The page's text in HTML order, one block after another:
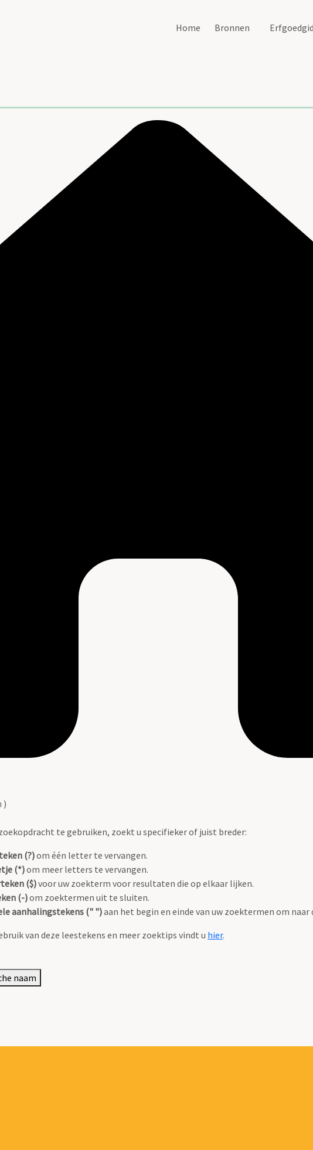
Home Bronnen
)
te gebruiken, zoekt u specifieker of juist breder:
(?)om één letter te vervangen.
(*)om meer letters te vervangen.
($)voor uw zoekterm voor resultaten die op elkaar lijken.
(-)om zoektermen uit te sluiten.
aanhalingstekens (" ")aan het begin en einde van uw zoektermen om
van deze leestekens en meer zoektips vindt u hier.
naam